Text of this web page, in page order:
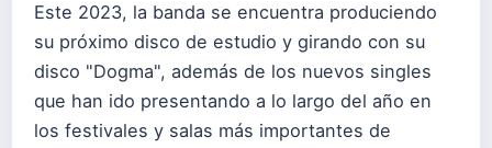
Este 2023, la banda se encuentra produciendo
su próximo disco de estudio y girando con su
disco "Dogma", además de los nuevos singles
que han ido presentando a lo largo del año en
los festivales y salas más importantes de